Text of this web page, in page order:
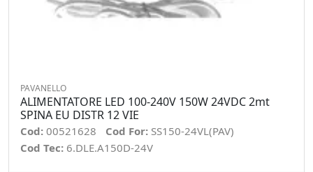
PAVANELLO
ALIMENTATORE LED 100-240V 150W 24VDC 2mt
SPINA EU DISTR 12 VIE
Cod: 00521628 Cod For: SS150-24VL(PAV)
Cod Tec: 6.DLE.A150D-24V